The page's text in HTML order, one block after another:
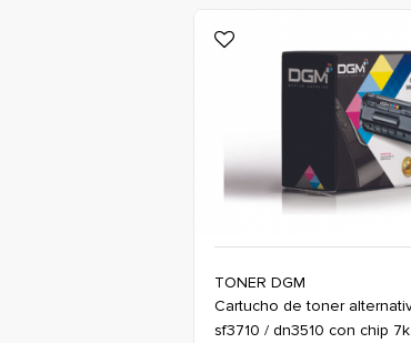
TONER DGM
cartucho de toner alternativo ricoh
sf3710 / dn3510 con chip 7k